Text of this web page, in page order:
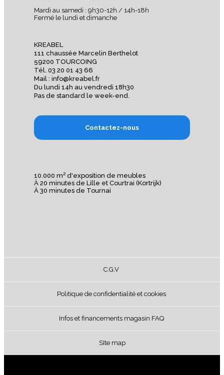
Mardi au samedi : 9h30-12h / 14h-18h
Fermé le lundi et dimanche
KREABEL
111 chaussée Marcelin Berthelot
59200 TOURCOING
Tél. 03 20 01 43 66
Mail : info@kreabel.fr
Du lundi 14h au vendredi 18h30
Pas de standard le week-end.
Contactez-nous
10.000 m² d'exposition de meubles
À 20 minutes de Lille et Courtrai (Kortrijk)
À 30 minutes de Tournai
C.G.V
Politique de confidentialité et cookies
Infos et financements magasin FAQ
SIte map